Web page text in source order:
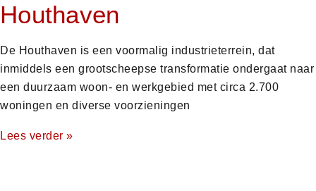
Houthaven
De Houthaven is een voormalig industrieterrein, dat
inmiddels een grootscheepse transformatie ondergaat naar
een duurzaam woon- en werkgebied met circa 2.700
woningen en diverse voorzieningen
Lees verder »